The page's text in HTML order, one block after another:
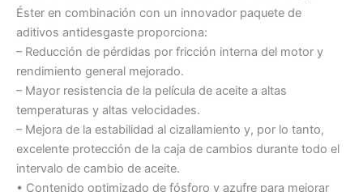
Éster en combinación con un innovador paquete de
aditivos antidesgaste proporciona:
– Reducción de pérdidas por fricción interna del motor y
rendimiento general mejorado.
– Mayor resistencia de la película de aceite a altas
temperaturas y altas velocidades.
– Mejora de la estabilidad al cizallamiento y, por lo tanto,
excelente protección de la caja de cambios durante todo el
intervalo de cambio de aceite.
• Contenido optimizado de fósforo y azufre para mejorar